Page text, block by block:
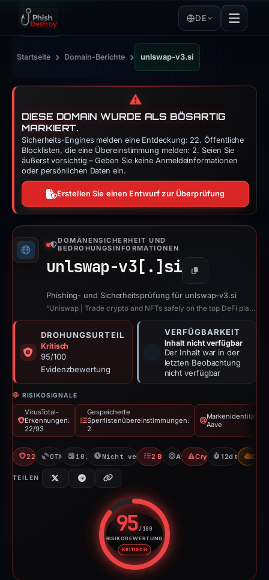
DE
Startseite › Domain-Berichte › unlswap-v3.si
⚠️
DIESE DOMAIN WURDE ALS BÖSARTIG
MARKIERT.
Sicherheits-Engines melden eine Entdeckung: 22. Öffentliche
Blocklisten, die eine Übereinstimmung melden: 2. Seien Sie
äußerst vorsichtig – Geben Sie keine Anmeldeinformationen
oder persönlichen Daten ein.
Erstellen Sie einen Entwurf zur Überprüfung
DOMÄNENSICHERHEIT UND
BEDROHUNGSINFORMATIONEN
unlswap-v3[.] si Kopieren
Phishing- und Sicherheitsprüfung für unlswap-v3.si
“Uniswap | Trade crypto and NFTs safely on the top DeFi platform”
DROHUNGSURTEIL
Kritisch
95/100
Evidenzbewertung
VERFÜGBARKEIT
Inhalt nicht verfügbar
Der Inhalt war in der
letzten Beobachtung
nicht verfügbar
RISIKOSIGNALE
VirusTotal-
Erkennungen:
22/93
Gespeicherte
Sperrlistenübereinstimmungen:
2
Markenidentität:
Aave
22/93 VTOTX: 1 ref10.02.2026Nicht verfügbar seit 23.02.2026
2 Blocklists
Aave Crypto Scam
12d to CDN
TEILEN
95/100
RISIKOBEWERTUNG
KRITISCH
Risikobewertung: 95 von